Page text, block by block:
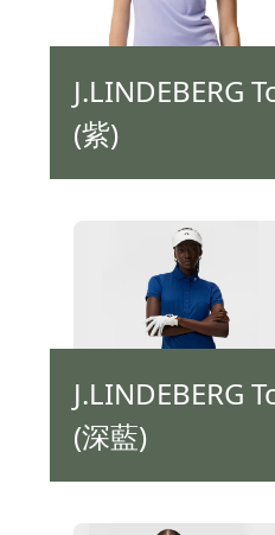
J.LINDEBERG
(紫)
J.LINDEBERG
(深藍)